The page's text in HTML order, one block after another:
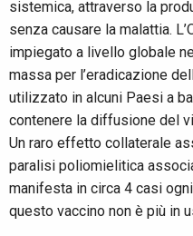
sistemica, attraverso la
senza causare la malattia.
impiegato a livello globale
massa per l’eradicazione
utilizzato in alcuni Paesi a
contenere la diffusione del
Un raro effetto collaterale
paralisi poliomielitica
manifesta in circa 4 casi
questo vaccino non è più in